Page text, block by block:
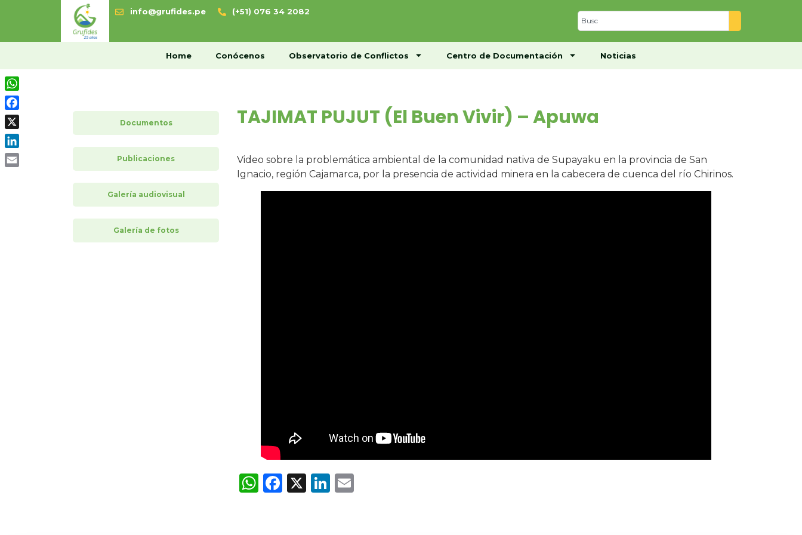
info@grufides.pe (+51) 076 34 2082
Home Conócenos Observatorio de Conflictos Centro de Documentación Noticias
Home Conócenos Centro de Documentación Noticias
Documentos
Publicaciones
Galería audiovisual
Galería de fotos
TAJIMAT PUJUT (El Buen Vivir) – Apuwa
Video sobre la problemática ambiental de la comunidad nativa de Supayaku en la provincia de San
Ignacio, región Cajamarca, por la presencia de actividad minera en la cabecera de cuenca del río Chirinos.
WhatsApp
Facebook
X LinkedIn
WhatsApp
Facebook
X
LinkedIn